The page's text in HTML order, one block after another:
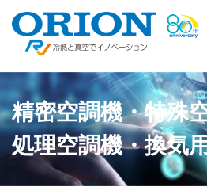
精密空調機・特殊
処理空調機・換気